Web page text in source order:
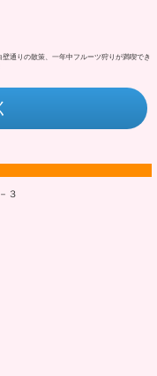
通りの散策、一年中フルーツ狩りが満喫でき
３